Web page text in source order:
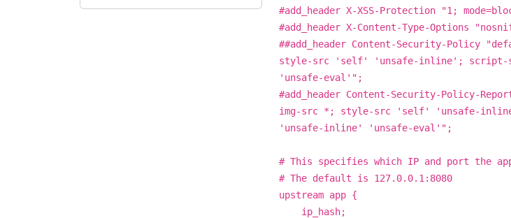
#add_header X-XSS-Protection "1;
#add_header X-Content-Type-Options
##add_header Content-Security-Policy
style-src 'self' 'unsafe-inline';
'unsafe-eval'";
#add_header Content-Security-Policy-
img-src *; style-src 'self' 'unsafe-
'unsafe-inline' 'unsafe-eval'";
# This specifies which IP and port the
# The default is 127.0.0.1:8080
upstream app {
ip_hash;